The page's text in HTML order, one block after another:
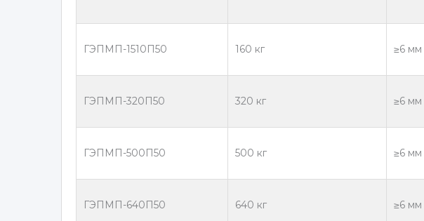
ГЭПМП-1510П50 160 кг ≥6 мм
ГЭПМП-320П50 320 кг ≥6 мм
ГЭПМП-500П50 500 кг ≥6 мм
ГЭПМП-640П50 640 кг ≥6 мм